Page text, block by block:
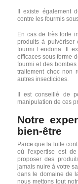
Il existe également
contre les fourmis
En cas de très forte
produits à pulvériser
fourmi Fendona. Il
efficaces sous forme
fourmi et des
traitement choc non
autres insecticides.
Il est conseillé de
manipulation de ces
Notre
bien-être
Parce que la lutte
où l'expertise est
proposer des
jamais nuire à votre
dans le domaine de
nous mettons tout